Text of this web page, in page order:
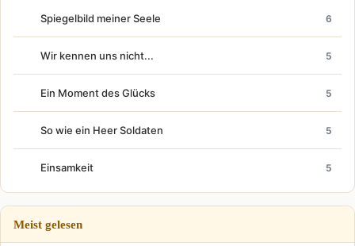
Spiegelbild meiner Seele 6
Wir kennen uns nicht... 5
Ein Moment des Glücks 5
So wie ein Heer Soldaten 5
Einsamkeit 5
Meist gelesen